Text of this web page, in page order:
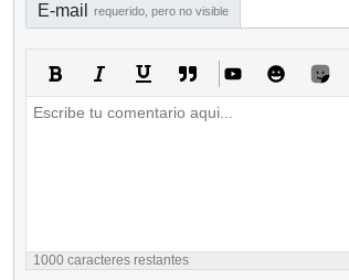
E-mail requerido, pero no visible
1000 caracteres restantes